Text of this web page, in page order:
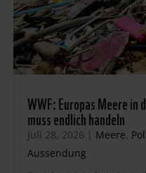
WWF: Europas Meere in
muss endlich handeln
Juli 28, 2026 | Meere,
Aussendung